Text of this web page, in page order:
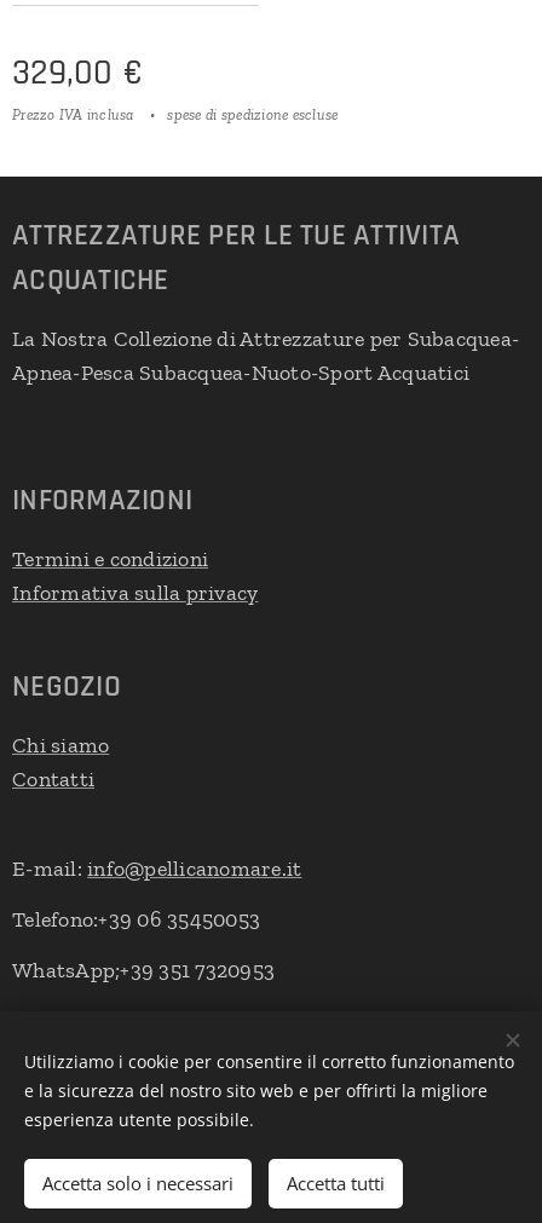
329,00 €
Prezzo IVA inclusa spese di spedizione escluse
ATTREZZATURE PER LE TUE ATTIVITA
ACQUATICHE
La Nostra Collezione di Attrezzature per Subacquea-
Apnea-Pesca Subacquea-Nuoto-Sport Acquatici
INFORMAZIONI
Termini e condizioni
Informativa sulla privacy
NEGOZIO
Chi siamo
Contatti
E-mail:info@pellicanomare.it
Telefono:+39 06 35450053
WhatsApp;+39 351 7320953
Powered by Pellicano Mare Cookies
Lingue
Italiano
English Deutsch
Utilizziamo i cookie per consentire il corretto funzionamento
e la sicurezza del nostro sito web e per offrirti la migliore
esperienza utente possibile.
Accetta solo i necessari Accetta tutti